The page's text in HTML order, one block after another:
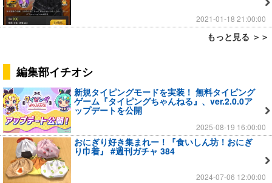
2021-01-18 21:00:00
もっと見る ＞＞
編集部イチオシ
新規タイピングモードを実装！ 無料タイピング
ゲーム『タイピングちゃんねる』、ver.2.0.0ア
ップデートを公開
2025-08-19 16:00:00
おにぎり好き集まれー！『食いしん坊！おにぎ
り巾着』 #週刊ガチャ 384
2024-07-06 12:00:00